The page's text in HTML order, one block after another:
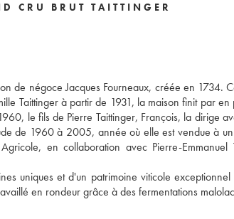
CRU BRUT TAITTINGER
de négoce Jacques Fourneaux, créée en 1734.
Taittinger à partir de 1931, la maison finit par
le fils de Pierre Taittinger, François, la dirige
de 1960 à 2005, année où elle est vendue à
en collaboration avec Pierre-
uniques et d'un patrimoine viticole
en rondeur grâce à des fermentations